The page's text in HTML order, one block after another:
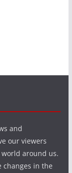
and
our viewers
around us.
changes in the